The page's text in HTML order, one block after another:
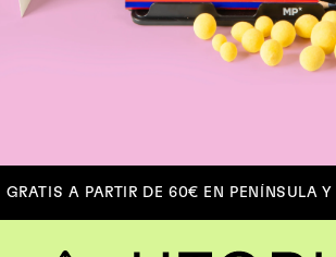
A PARTIR DE 60€ EN PENÍNSULA Y